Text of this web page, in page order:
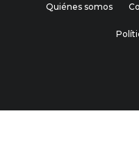
Quiénes somos